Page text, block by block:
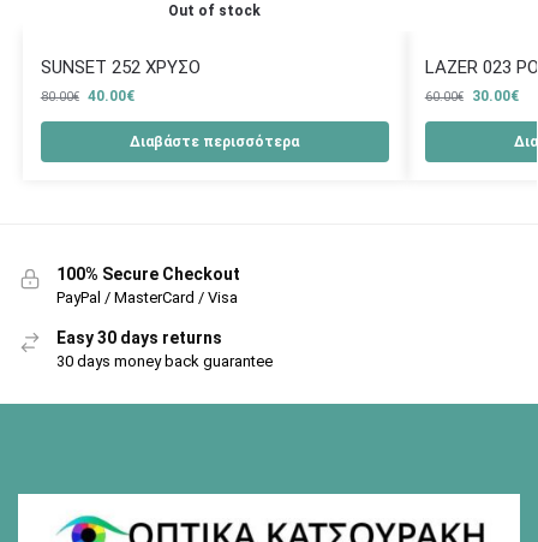
Out of stock
SUNSET 252 ΧΡΥΣΟ
80.00€ 40.00€
Διαβάστε περισσότερα
LAZER 023
60.00€ 30.00€
100% Secure Checkout
PayPal / MasterCard / Visa
Easy 30 days returns
30 days money back guarantee